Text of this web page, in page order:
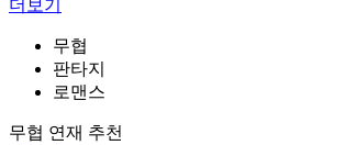
더보기
무협
판타지
로맨스
무협 연재 추천